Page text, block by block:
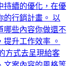
持續的優化，在優
的行銷計畫。 以
哪些內容你做還不
升工作效率 。
方式去呈現給客